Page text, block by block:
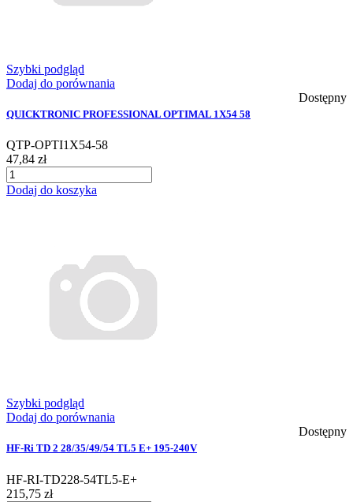
Szybki podgląd
Dodaj do porównania
Dostępny
QUICKTRONIC PROFESSIONAL OPTIMAL 1X54 58
QTP-OPTI1X54-58
47,84 zł
Dodaj do koszyka
Szybki podgląd
Dodaj do porównania
Dostępny
HF-Ri TD 2 28/35/49/54 TL5 E+ 195-240V
HF-RI-TD228-54TL5-E+
215,75 zł